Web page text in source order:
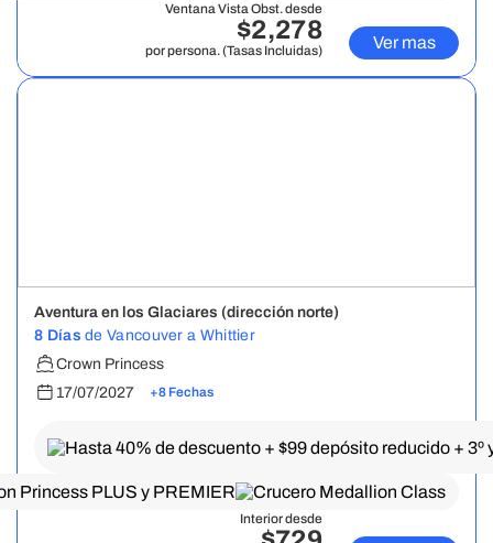
Ventana Vista Obst. desde
$2,278
por persona. (Tasas Incluidas) Ver mas
Aventura en los Glaciares (dirección norte)
8 Días de Vancouver a Whittier
Crown Princess
17/07/2027
+8 Fechas
Interior desde